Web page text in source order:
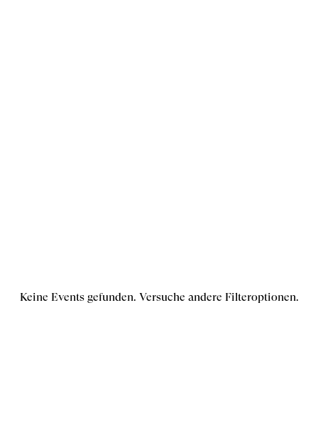
Keine Events gefunden. Versuche andere Filteroptionen.